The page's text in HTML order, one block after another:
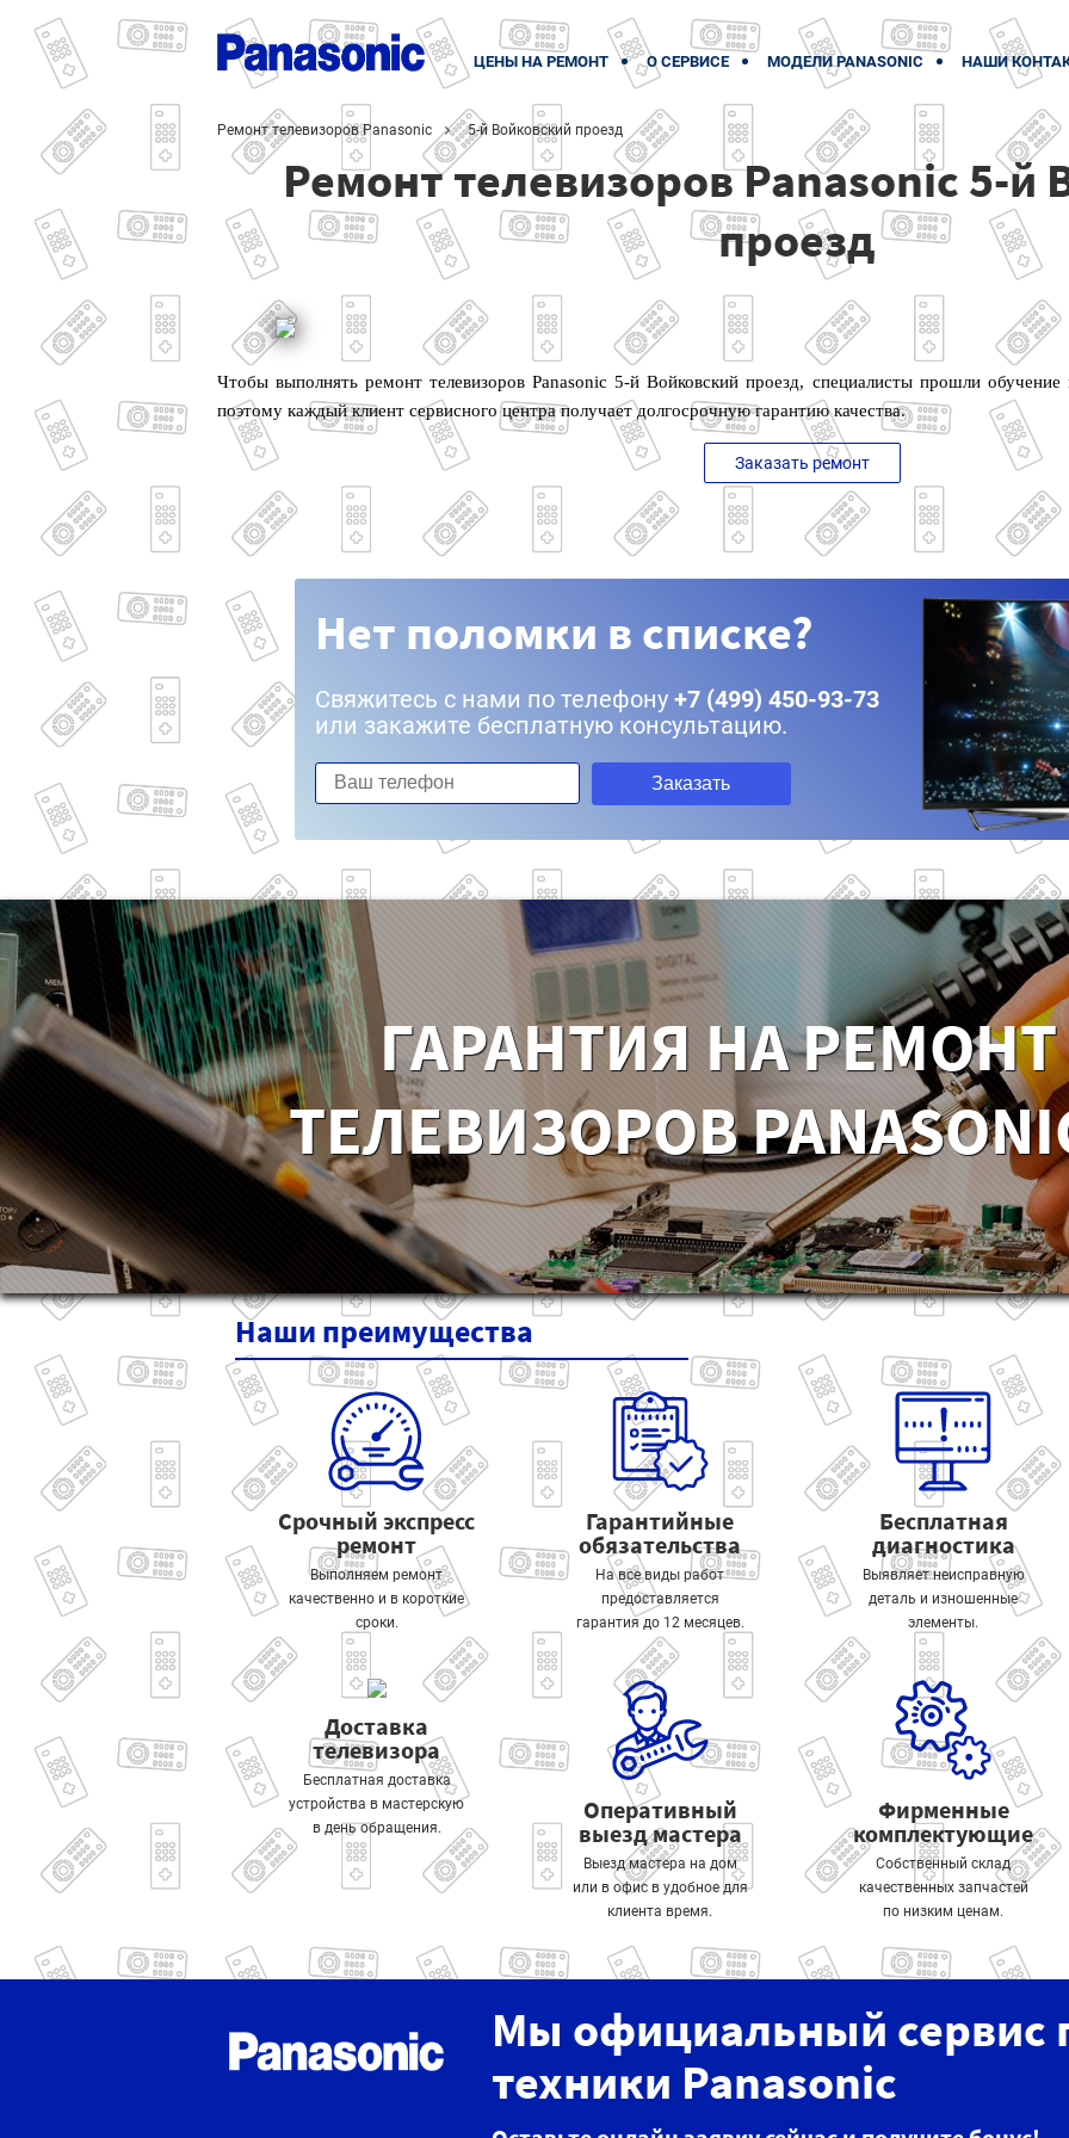
ЦЕНЫ НА РЕМОНТ О СЕРВИСЕ МОДЕЛИ PANASONIC НАШИ
Ремонт телевизоров Panasonic 5-й Войковский проезд
Ремонт телевизоров Panasonic 5-й
проезд
Чтобы выполнять ремонт телевизоров Panasonic 5-й Войковский проезд, специалисты прошли
поэтому каждый клиент сервисного центра получает долгосрочную гарантию качества.
Заказать ремонт
Нет поломки в списке?
Свяжитесь с нами по телефону +7 (499) 450-93-73
или закажите бесплатную консультацию.
Заказать
ГАРАНТИЯ НА РЕМОНТ
ТЕЛЕВИЗОРОВ
Наши преимущества
Срочный экспресс
ремонт
Выполняем ремонт
качественно и в короткие
сроки.
Гарантийные
обязательства
На все виды работ
предоставляется
гарантия до 12 месяцев.
Бесплатная
диагностика
Выявляет неисправную
деталь и изношенные
элементы.
Доставка
телевизора
Бесплатная доставка
устройства в мастерскую
в день обращения.
Оперативный
выезд мастера
Выезд мастера на дом
или в офис в удобное для
клиента время.
Фирменные
комплектующие
Собственный склад
качественных запчастей
по низким ценам.
Мы официальный сервис
техники Panasonic